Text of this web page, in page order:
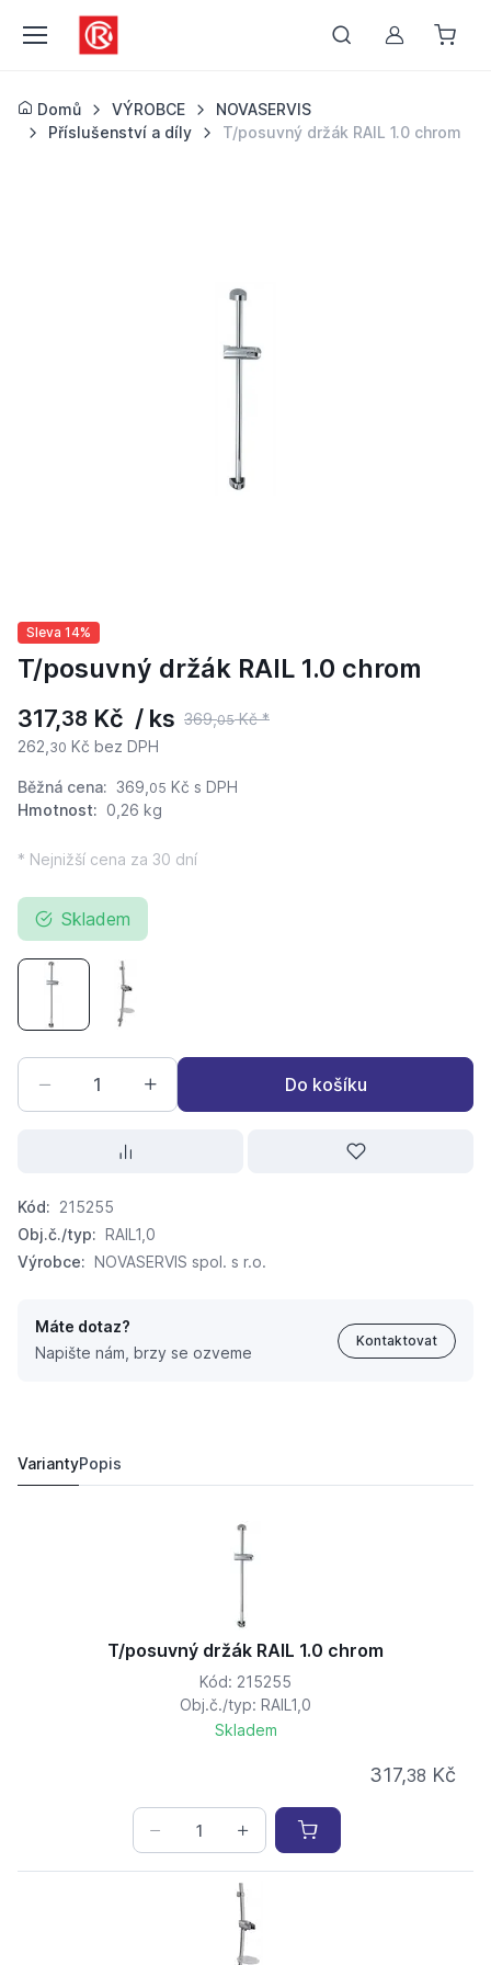
Můj účet
Domů VÝROBCE
NOVASERVIS
Příslušenství a díly
T/posuvný držák RAIL 1.0 chrom
Sleva 14%
T/posuvný držák RAIL 1.0 chrom
317,38 Kč / ks 369,05Kč *
262, 30 Kč bez DPH
Běžná cena: 369, 05 Kč s DPH
Hmotnost: 0,26 kg
* Nejnižší cena za 30 dní
Skladem
T/posuvný držák RAIL 1.0 chrom
T/posuvný držák RAIL 502.0 chrom
Do košíku
Kód: 215255
Obj.č./typ: RAIL1,0
Výrobce: NOVASERVIS spol. s r.o.
Máte dotaz?
Napište nám, brzy se ozveme
Kontaktovat
VariantyPopis
T/posuvný držák RAIL 1.0 chrom
Kód: 215255
Obj.č./typ: RAIL1,0
Skladem
317,38 Kč